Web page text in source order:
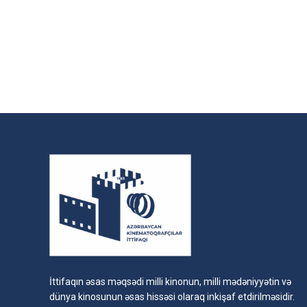
İttifaqın əsas məqsədi milli kinonun, milli mədəniyyətin və
dünya kinosunun əsas hissəsi olaraq inkişaf etdirilməsidir.